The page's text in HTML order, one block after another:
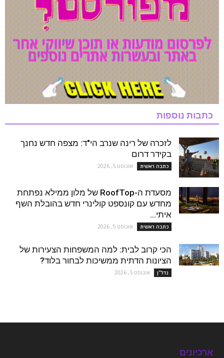
כתבות נוספות
לזכרה של רינה שנרב הי"ד: מצפה חדש נחנך
בקידר דרום
כתבה ראשית אוגוסט 5, 2026
מסעדת ה-RoofTop של מלון ממילא נפתחת
מחדש עם קונספט קולינרי חדש בהובלת השף
איתי...
כתבה ראשית אוגוסט 5, 2026
הכי קרוב לבית: למה המשפחות הצעירות של
הציונות הדתית ממשיכות לבחור בלוד?
נדל''ן אוגוסט 5, 2026
ארכיונים